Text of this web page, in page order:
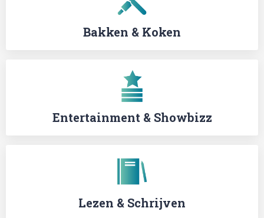
Bakken & Koken
Entertainment & Showbizz
Lezen & Schrijven